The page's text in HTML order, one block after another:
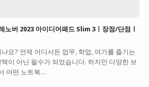
노버 2023 아이디어패드 Slim 3ㅣ장점/단점ㅣ
요? 언제 어디서든 업무, 학업, 여가를 즐기는
이 아닌 필수가 되었습니다. 하지만 다양한 브
어떤 노트북…